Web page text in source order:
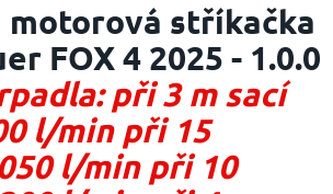
motorová stříkačka
FOX 4 2025 - 1.0.0
při 3 m sací
l/min při 15
l/min při 10